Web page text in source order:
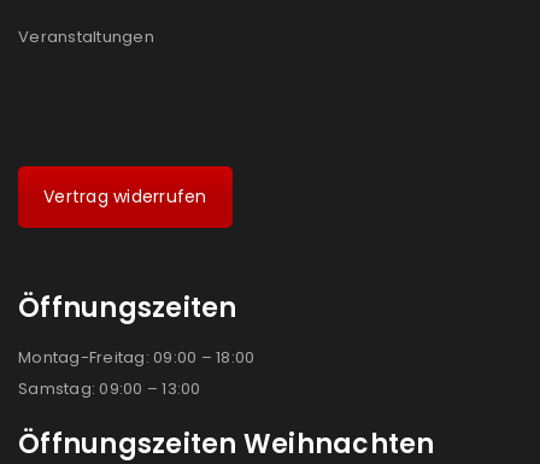
Veranstaltungen
Vertrag widerrufen
Öffnungszeiten
Montag-Freitag: 09:00 – 18:00
Samstag: 09:00 – 13:00
Öffnungszeiten Weihnachten